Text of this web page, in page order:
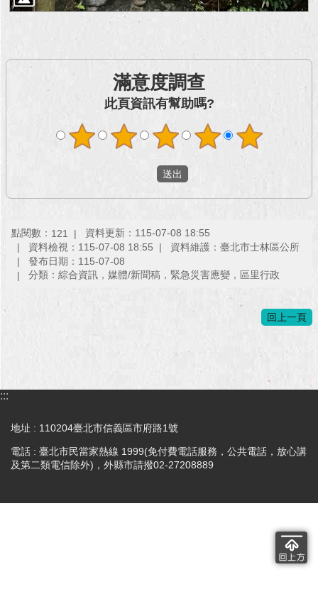
滿意度調查
此頁資訊有幫助嗎?
點閱數： 121
資料更新：115-07-08 18:55
資料檢視：115-07-08 18:55
資料維護：臺北市士林區公所
發布日期：115-07-08
分類：綜合資訊，媒體/新聞稿，緊急災害應變，區里行政
回上一頁
:::
地址 : 110204臺北市信義區市府路1號
電話 : 臺北市民當家熱線 1999(免付費電話服務，公共電話，放心講
及第二類電信除外)，外縣市請撥02-27208889